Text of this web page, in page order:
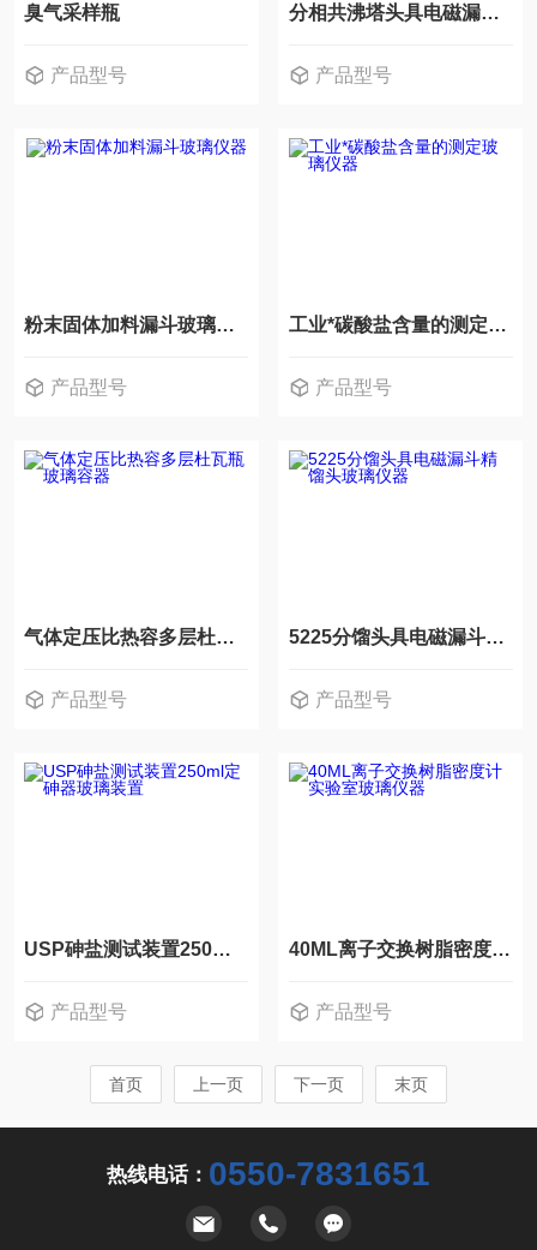
臭气采样瓶
产品型号
分相共沸塔头具电磁漏斗精密分馏头玻璃仪器
产品型号
粉末固体加料漏斗玻璃仪器
产品型号
工业*碳酸盐含量的测定玻璃仪器
产品型号
气体定压比热容多层杜瓦瓶玻璃容器
产品型号
5225分馏头具电磁漏斗精馏头玻璃仪器
产品型号
USP砷盐测试装置250ml定砷器玻璃装置
产品型号
40ML离子交换树脂密度计实验室玻璃仪器
产品型号
首页 上一页 下一页 末页
热线电话： 0550-7831651